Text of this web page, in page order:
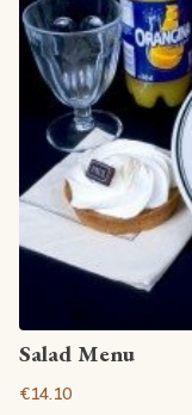
Salad Menu
€14.10